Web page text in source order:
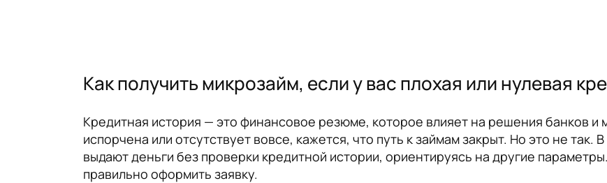
Как получить микрозайм, если у вас плохая или нулевая
Кредитная история — это финансовое резюме, которое влияет на решения банков и
испорчена или отсутствует вовсе, кажется, что путь к займам закрыт. Но это не
выдают деньги без проверки кредитной истории, ориентируясь на другие
правильно оформить заявку.